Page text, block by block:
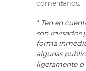
comentarios.
* Ten en
son revisados
forma
algunas
ligeramente o